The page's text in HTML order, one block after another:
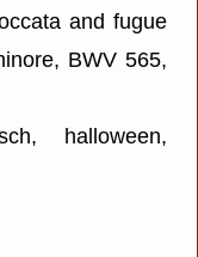
and fugue
BWV 565,
halloween,